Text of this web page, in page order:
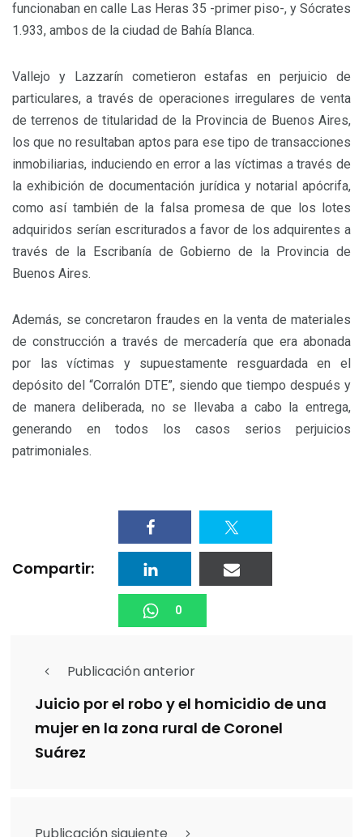
funcionaban en calle Las Heras 35 -primer piso-, y Sócrates
1.933, ambos de la ciudad de Bahía Blanca.
Vallejo y Lazzarín cometieron estafas en perjuicio de
particulares, a través de operaciones irregulares de venta
de terrenos de titularidad de la Provincia de Buenos Aires,
los que no resultaban aptos para ese tipo de transacciones
inmobiliarias, induciendo en error a las víctimas a través de
la exhibición de documentación jurídica y notarial apócrifa,
como así también de la falsa promesa de que los lotes
adquiridos serían escriturados a favor de los adquirentes a
través de la Escribanía de Gobierno de la Provincia de
Buenos Aires.
Además, se concretaron fraudes en la venta de materiales
de construcción a través de mercadería que era abonada
por las víctimas y supuestamente resguardada en el
depósito del “Corralón DTE”, siendo que tiempo después y
de manera deliberada, no se llevaba a cabo la entrega,
generando en todos los casos serios perjuicios
patrimoniales.
Compartir:
0
Publicación anterior
Juicio por el robo y el homicidio de una
mujer en la zona rural de Coronel
Suárez
Publicación siguiente